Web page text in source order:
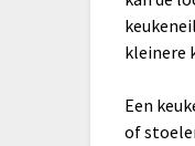
kleinere
Een
of